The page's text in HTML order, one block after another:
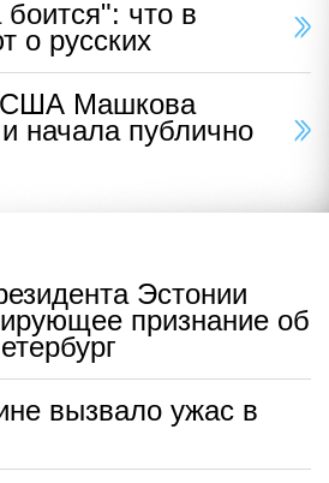
что в
о русских
Машкова
начала публично
Эстонии
признание об
вызвало ужас в